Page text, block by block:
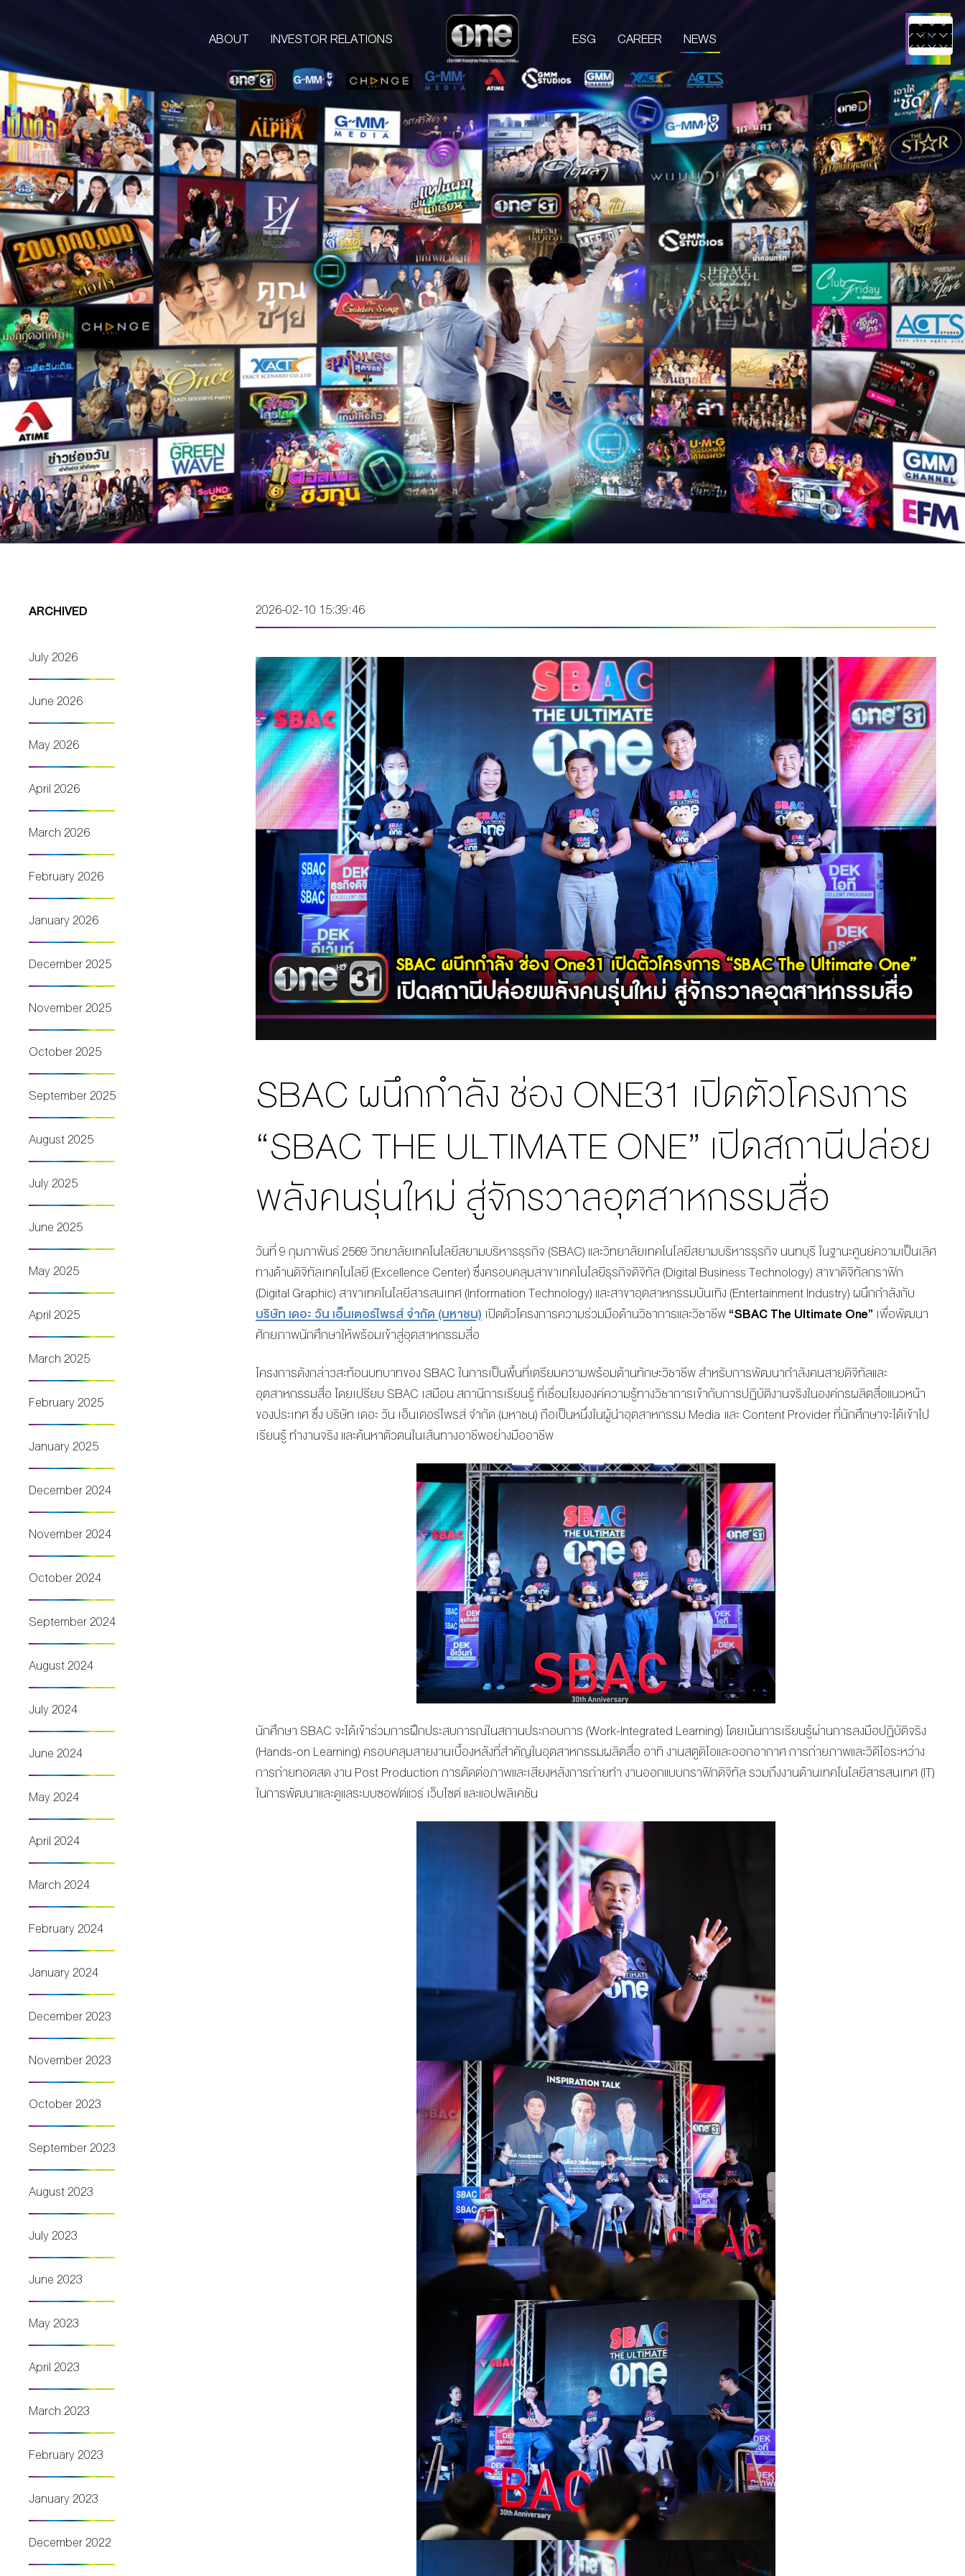
ABOUT INVESTOR RELATIONS ESG CAREER NEWS
TH
EN
ABOUT
CORPORATE
COMPANY’S BUSINESS
OUR VISION & MISSION
COMPANY BACKGROUND
LETTER FROM GROUP CEO
BOARD OF DIRECTORS
MANAGEMENT TEAM
ORGANIZATION CHART
AWARDS
COMPANIES
one31
GMM TV
CHANGE2561
GMM MEDIA
GMM STUDIOS
EXACT SCENARIO
ACTS STUDIO
PRODUCTS & SERVICES
CONTENT CREATOR
MEDIA
LIVE & EVENT
STUDIO RENTAL
ARTIST MANAGEMENT
MERCHANDISE
2026-02-10 15:39:46
SBAC ผนึกกำลัง ช่อง ONE31 เปิดตัวโครงการ
“SBAC THE ULTIMATE ONE” เปิดสถานีปล่อย
พลังคนรุ่นใหม่ สู่จักรวาลอุตสาหกรรมสื่อ
วันที่ 9 กุมภาพันธ์ 2569 วิทยาลัยเทคโนโลยีสยามบริหารธุรกิจ (SBAC) และวิทยาลัยเทคโนโลยีสยามบริหารธุรกิจ นนทบุรี ในฐานะศูนย์ความเป็นเลิศ
ทางด้านดิจิทัลเทคโนโลยี (Excellence Center) ซึ่งครอบคลุมสาขาเทคโนโลยีธุรกิจดิจิทัล (Digital Business Technology) สาขาดิจิทัลกราฟิก
(Digital Graphic) สาขาเทคโนโลยีสารสนเทศ (Information Technology) และสาขาอุตสาหกรรมบันเทิง (Entertainment Industry) ผนึกกำลังกับ
บริษัท เดอะ วัน เอ็นเตอร์ไพรส์ จำกัด (มหาชน) เปิดตัวโครงการความร่วมมือด้านวิชาการและวิชาชีพ“SBAC The Ultimate One” เพื่อพัฒนา
ศักยภาพนักศึกษาให้พร้อมเข้าสู่อุตสาหกรรมสื่อ
โครงการดังกล่าวสะท้อนบทบาทของ SBAC ในการเป็นพื้นที่เตรียมความพร้อมด้านทักษะวิชาชีพ สำหรับการพัฒนากำลังคนสายดิจิทัลและ
อุตสาหกรรมสื่อ โดยเปรียบ SBAC เสมือน สถานีการเรียนรู้ ที่เชื่อมโยงองค์ความรู้ทางวิชาการเข้ากับการปฏิบัติงานจริงในองค์กรผลิตสื่อแนวหน้า
ของประเทศ ซึ่ง บริษัท เดอะ วัน เอ็นเตอร์ไพรส์ จำกัด (มหาชน) ถือเป็นหนึ่งในผู้นำอุตสาหกรรม Media และ Content Provider ที่นักศึกษาจะได้เข้าไป
เรียนรู้ ทำงานจริง และค้นหาตัวตนในเส้นทางอาชีพอย่างมืออาชีพ
นักศึกษา SBAC จะได้เข้าร่วมการฝึกประสบการณ์ในสถานประกอบการ (Work-Integrated Learning) โดยเน้นการเรียนรู้ผ่านการลงมือปฏิบัติจริง
(Hands-on Learning) ครอบคลุมสายงานเบื้องหลังที่สำคัญในอุตสาหกรรมผลิตสื่อ อาทิ งานสตูดิโอและออกอากาศ การถ่ายภาพและวิดีโอระหว่าง
การถ่ายทอดสด งาน Post Production การตัดต่อภาพและเสียงหลังการถ่ายทำ งานออกแบบกราฟิกดิจิทัล รวมถึงงานด้านเทคโนโลยีสารสนเทศ (IT)
ในการพัฒนาและดูแลระบบซอฟต์แวร์ เว็บไซต์ และแอปพลิเคชัน
ARCHIVED
July 2026
June 2026
May 2026
April 2026
March 2026
February 2026
January 2026
December 2025
November 2025
October 2025
September 2025
August 2025
July 2025
June 2025
May 2025
April 2025
March 2025
February 2025
January 2025
December 2024
November 2024
October 2024
September 2024
August 2024
July 2024
June 2024
May 2024
April 2024
March 2024
February 2024
January 2024
December 2023
November 2023
October 2023
September 2023
August 2023
July 2023
June 2023
May 2023
April 2023
March 2023
February 2023
January 2023
December 2022